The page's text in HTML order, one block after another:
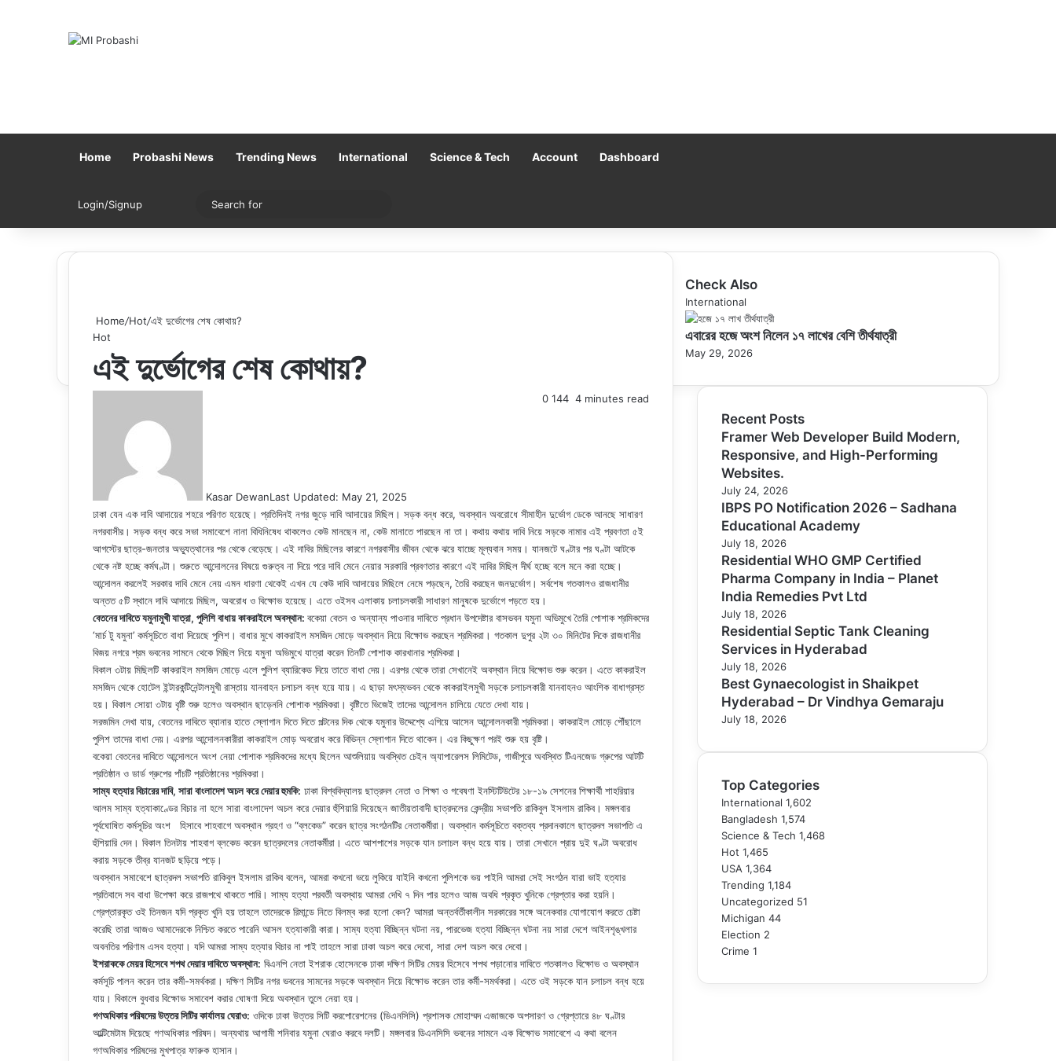
Home Probashi News Trending News International Science & Tech Account Dashboard
Login/Signup Switch skin
for
Home/Hot/এই দুর্ভোগের শেষ কোথায়?
Hot
এই দুর্ভোগের শেষ কোথায়?
Kasar DewanLast Updated: May 21, 2025
0 144 4 minutes read
ঢাকা যেন এক দাবি আদায়ের শহরে পরিণত হয়েছে। প্রতিদিনই নগর জুড়ে দাবি আদায়ের মিছিল। সড়ক বন্ধ করে, অবস্থান অবরোধে সীমাহীন দুর্ভোগ ডেকে আনছে সাধারণ
নগরবাসীর। সড়ক বন্ধ করে সভা সমাবেশে নানা বিধিনিষেধ থাকলেও কেউ মানছেন না, কেউ মানাতে পারছেন না তা। কথায় কথায় দাবি নিয়ে সড়কে নামার এই প্রবণতা ৫ই
আগস্টের ছাত্র-জনতার অভ্যুত্থানের পর থেকে বেড়েছে। এই দাবির মিছিলের কারণে নগরবাসীর জীবন থেকে ঝরে যাচ্ছে মূল্যবান সময়। যানজটে ঘণ্টার পর ঘণ্টা আটকে
থেকে নষ্ট হচ্ছে কর্মঘণ্টা। শুরুতে আন্দোলনের বিষয়ে গুরুত্ব না দিয়ে পরে দাবি মেনে নেয়ার সরকারি প্রবণতার কারণে এই দাবির মিছিল দীর্ঘ হচ্ছে বলে মনে করা হচ্ছে।
আন্দোলন করলেই সরকার দাবি মেনে নেয় এমন ধারণা থেকেই এখন যে কেউ দাবি আদায়ের মিছিলে নেমে পড়ছেন, তৈরি করছেন জনদুর্ভোগ। সর্বশেষ গতকালও রাজধানীর
অন্তত ৫টি স্থানে দাবি আদায়ে মিছিল, অবরোধ ও বিক্ষোভ হয়েছে। এতে ওইসব এলাকায় চলাচলকারী সাধারণ মানুষকে দুর্ভোগে পড়তে হয়।
বেতনের দাবিতে যমুনামুখী যাত্রা, পুলিশি বাধায় কাকরাইলে অবস্থান: বকেয়া বেতন ও অন্যান্য পাওনার দাবিতে প্রধান উপদেষ্টার বাসভবন যমুনা অভিমুখে তৈরি পোশাক শ্রমিকদের
‘মার্চ টু যমুনা’ কর্মসূচিতে বাধা দিয়েছে পুলিশ। বাধার মুখে কাকরাইল মসজিদ মোড়ে অবস্থান নিয়ে বিক্ষোভ করছেন শ্রমিকরা। গতকাল দুপুর ২টা ৩০ মিনিটের দিকে রাজধানীর
বিজয় নগরে শ্রম ভবনের সামনে থেকে মিছিল নিয়ে যমুনা অভিমুখে যাত্রা করেন তিনটি পোশাক কারখানার শ্রমিকরা।
বিকাল ৩টায় মিছিলটি কাকরাইল মসজিদ মোড়ে এলে পুলিশ ব্যারিকেড দিয়ে তাতে বাধা দেয়। এরপর থেকে তারা সেখানেই অবস্থান নিয়ে বিক্ষোভ শুরু করেন। এতে কাকরাইল
মসজিদ থেকে হোটেল ইন্টারকন্টিনেন্টালমুখী রাস্তায় যানবাহন চলাচল বন্ধ হয়ে যায়। এ ছাড়া মৎস্যভবন থেকে কাকরাইলমুখী সড়কে চলাচলকারী যানবাহনও আংশিক বাধাগ্রস্ত
হয়। বিকাল সোয়া ৩টায় বৃষ্টি শুরু হলেও অবস্থান ছাড়েননি পোশাক শ্রমিকরা। বৃষ্টিতে ভিজেই তাদের আন্দোলন চালিয়ে যেতে দেখা যায়।
সরজমিন দেখা যায়, বেতনের দাবিতে ব্যানার হাতে স্লোগান দিতে দিতে পল্টনের দিক থেকে যমুনার উদ্দেশ্যে এগিয়ে আসেন আন্দোলনকারী শ্রমিকরা। কাকরাইল মোড়ে পৌঁছালে
পুলিশ তাদের বাধা দেয়। এরপর আন্দোলনকারীরা কাকরাইল মোড় অবরোধ করে বিভিন্ন স্লোগান দিতে থাকেন। এর কিছুক্ষণ পরই শুরু হয় বৃষ্টি।
বকেয়া বেতনের দাবিতে আন্দোলনে অংশ নেয়া পোশাক শ্রমিকদের মধ্যে ছিলেন আশুলিয়ায় অবস্থিত চেইন অ্যাপারেলস লিমিটেড, গাজীপুরে অবস্থিত টিএনজেড গ্রুপের আটটি
প্রতিষ্ঠান ও ডার্ড গ্রুপের পাঁচটি প্রতিষ্ঠানের শ্রমিকরা।
সাম্য হত্যার বিচারের দাবি, সারা বাংলাদেশ অচল করে দেয়ার হুমকি: ঢাকা বিশ্ববিদ্যালয় ছাত্রদল নেতা ও শিক্ষা ও গবেষণা ইনস্টিটিউটের ১৮-১৯ সেশনের শিক্ষার্থী শাহরিয়ার
আলম সাম্য হত্যাকাণ্ডের বিচার না হলে সারা বাংলাদেশ অচল করে দেয়ার হুঁশিয়ারি দিয়েছেন জাতীয়তাবাদী ছাত্রদলের কেন্দ্রীয় সভাপতি রাকিবুল ইসলাম রাকিব। মঙ্গলবার
পূর্বঘোষিত কর্মসূচির অংশ হিসাবে শাহবাগে অবস্থান গ্রহণ ও “ব্লকেড” করেন ছাত্র সংগঠনটির নেতাকর্মীরা। অবস্থান কর্মসূচিতে বক্তব্য প্রদানকালে ছাত্রদল সভাপতি এ
হুঁশিয়ারি দেন। বিকাল তিনটায় শাহবাগ ব্লকেড করেন ছাত্রদলের নেতাকর্মীরা। এতে আশপাশের সড়কে যান চলাচল বন্ধ হয়ে যায়। তারা সেখানে প্রায় দুই ঘণ্টা অবরোধ
করায় সড়কে তীব্র যানজট ছড়িয়ে পড়ে।
অবস্থান সমাবেশে ছাত্রদল সভাপতি রাকিবুল ইসলাম রাকিব বলেন, আমরা কখনো ভয়ে লুকিয়ে যাইনি কখনো পুলিশকে ভয় পাইনি আমরা সেই সংগঠন যারা ভাই হত্যার
প্রতিবাদে সব বাধা উপেক্ষা করে রাজপথে থাকতে পারি। সাম্য হত্যা পরবর্তী অবস্থায় আমরা দেখি ৭ দিন পার হলেও আজ অবধি প্রকৃত খুনিকে গ্রেপ্তার করা হয়নি।
গ্রেপ্তারকৃত ওই তিনজন যদি প্রকৃত খুনি হয় তাহলে তাদেরকে রিমান্ডে নিতে বিলম্ব করা হলো কেন? আমরা অন্তর্বর্তীকালীন সরকারের সঙ্গে অনেকবার যোগাযোগ করতে চেষ্টা
করেছি তারা আজও আমাদেরকে নিশ্চিত করতে পারেনি আসল হত্যাকারী কারা। সাম্য হত্যা বিচ্ছিন্ন ঘটনা নয়, পারভেজ হত্যা বিচ্ছিন্ন ঘটনা নয় সারা দেশে আইনশৃঙ্খলার
অবনতির পরিণাম এসব হত্যা। যদি আমরা সাম্য হত্যার বিচার না পাই তাহলে সারা ঢাকা অচল করে দেবো, সারা দেশ অচল করে দেবো।
ইশরাককে মেয়র হিসেবে শপথ দেয়ার দাবিতে অবস্থান: বিএনপি নেতা ইশরাক হোসেনকে ঢাকা দক্ষিণ সিটির মেয়র হিসেবে শপথ পড়ানোর দাবিতে গতকালও বিক্ষোভ ও অবস্থান
কর্মসূচি পালন করেন তার কর্মী-সমর্থকরা। দক্ষিণ সিটির নগর ভবনের সামনের সড়কে অবস্থান নিয়ে বিক্ষোভ করেন তার কর্মী-সমর্থকরা। এতে ওই সড়কে যান চলাচল বন্ধ হয়ে
যায়। বিকালে বুধবার বিক্ষোভ সমাবেশ করার ঘোষণা দিয়ে অবস্থান তুলে নেয়া হয়।
গণঅধিকার পরিষদের উত্তর সিটির কার্যালয় ঘেরাও: ওদিকে ঢাকা উত্তর সিটি করপোরেশনের (ডিএনসিসি) প্রশাসক মোহাম্মদ এজাজকে অপসারণ ও গ্রেপ্তারে ৪৮ ঘণ্টার
আল্টিমেটাম দিয়েছে গণঅধিকার পরিষদ। অন্যথায় আগামী শনিবার যমুনা ঘেরাও করবে দলটি। মঙ্গলবার ডিএনসিসি ভবনের সামনে এক বিক্ষোভ সমাবেশে এ কথা বলেন
গণঅধিকার পরিষদের মুখপাত্র ফারুক হাসান।
Check Also
Close
International
এবারের হজে অংশ নিলেন ১৭ লাখের বেশি তীর্থযাত্রী
May 29, 2026
Recent Posts
Framer Web Developer Build Modern,
Responsive, and High-Performing
Websites.
July 24, 2026
IBPS PO Notification 2026 – Sadhana
Educational Academy
July 18, 2026
Residential WHO GMP Certified
Pharma Company in India – Planet
India Remedies Pvt Ltd
July 18, 2026
Residential Septic Tank Cleaning
Services in Hyderabad
July 18, 2026
Best Gynaecologist in Shaikpet
Hyderabad – Dr Vindhya Gemaraju
July 18, 2026
Top Categories
International 1,602
Bangladesh 1,574
Science & Tech 1,468
Hot 1,465
USA 1,364
Trending 1,184
Uncategorized 51
Michigan 44
Election 2
Crime 1